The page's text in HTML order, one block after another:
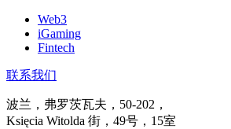
Web3
iGaming
Fintech
联系我们
波兰，弗罗茨瓦夫，50-202，
Księcia Witolda 街，49号，15室